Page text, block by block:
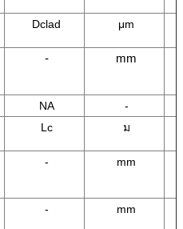
Dclad μm
- mm
NA
-
Lc ม
- mm
- mm